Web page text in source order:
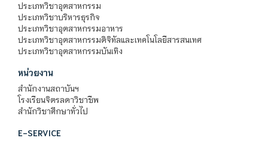
ประเภทวิชาอุตสาหกรรม
ประเภทวิชาบริหารธุรกิจ
ประเภทวิชาอุตสาหกรรมอาหาร
ประเภทวิชาอุตสาหกรรมดิจิทัลและเทคโนโลยีสารสนเทศ
ประเภทวิชาอุตสาหกรรมบันเทิง
หน่วยงาน
สำนักงานสถาบันฯ
โรงเรียนจิตรลดาวิชาชีพ
สำนักวิชาศึกษาทั่วไป
E-SERVICE